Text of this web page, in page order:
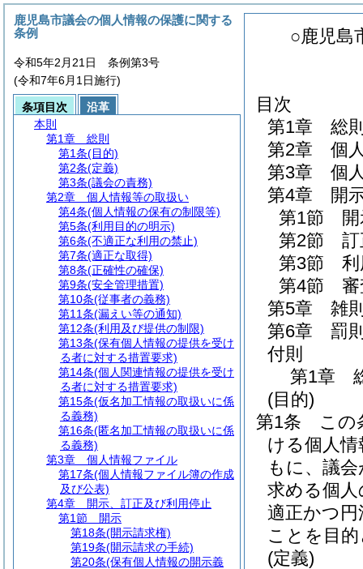
○鹿児島
目次
第1章
総
第2章
個
第3章
個
第4章
開
第1節
第2節
第3節
第4節
第5章
雑
第6章
罰
付則
第1章
(目的)
第1条
この
ける個人
もに、議
求める個
適正かつ
ことを目
(定義)
鹿児島市議会の個人情報の保護に関する
条例
令和5年2月21日 条例第3号
(令和7年6月1日施行)
条項目次
沿革
本則
第1章
総則
第1条(目的)
第2条(定義)
第3条(議会の責務)
第2章
個人情報等の取扱い
第4条(個人情報の保有の制限等)
第5条(利用目的の明示)
第6条(不適正な利用の禁止)
第7条(適正な取得)
第8条(正確性の確保)
第9条(安全管理措置)
第10条(従事者の義務)
第11条(漏えい等の通知)
第12条(利用及び提供の制限)
第13条(保有個人情報の提供を受け
る者に対する措置要求)
第14条(個人関連情報の提供を受け
る者に対する措置要求)
第15条(仮名加工情報の取扱いに係
る義務)
第16条(匿名加工情報の取扱いに係
る義務)
第3章
個人情報ファイル
第17条(個人情報ファイル簿の作成
及び公表)
第4章
開示、訂正及び利用停止
第1節
開示
第18条(開示請求権)
第19条(開示請求の手続)
第20条(保有個人情報の開示義